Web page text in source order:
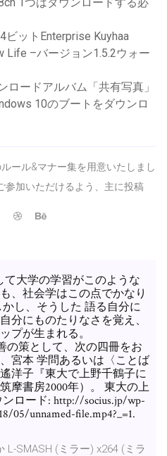
1つはダウンロードする必
ットEnterprise Kuyhaa
Life –バージョン1.5.2ウォー
ロードアルバム「共有写真」
10のブートをダウンロ
ール&マナー集を用意いたしまし
参加いただけるよう、主に投稿
て大学の学習がこのような
、社会学はこの点でかなり
し、そうした 語る自分に
分にものたりなさを覚え、
プが生まれる。
策として、次の四冊をお
宮本 学問あるいは〈ことば
洋子『東大で上野千鶴子に
摩書房2000年）。 東大の上
ロード: http://socius.jp/wp-
05/unnamed-file.mp4?_=1.
L-SMASH (ミラー) x264 (ミラ